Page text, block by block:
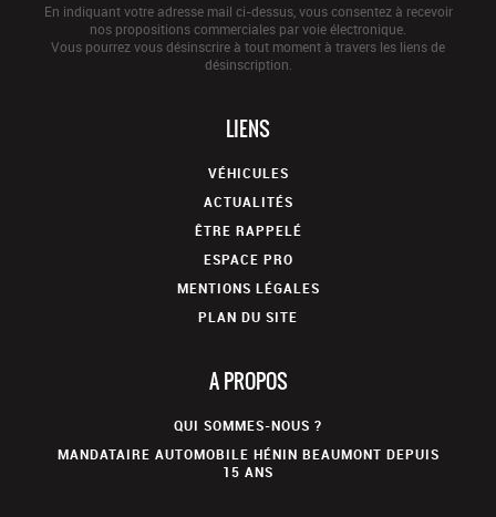
En indiquant votre adresse mail ci-dessus, vous consentez à recevoir
nos propositions commerciales par voie électronique.
Vous pourrez vous désinscrire à tout moment à travers les liens de
désinscription.
LIENS
VÉHICULES
ACTUALITÉS
ÊTRE RAPPELÉ
ESPACE PRO
MENTIONS LÉGALES
PLAN DU SITE
A PROPOS
QUI SOMMES-NOUS ?
MANDATAIRE AUTOMOBILE HÉNIN BEAUMONT DEPUIS
15 ANS